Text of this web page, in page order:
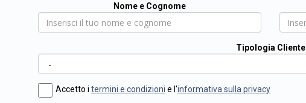
Nome e Cognome
Tipologia Cliente
Accetto i termini e condizioni e l'informativa sulla privacy